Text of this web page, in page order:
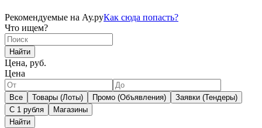
Рекомендуемые на Ау.руКак сюда попасть?
Что ищем?
Найти
Цена, руб.
Цена
Все Товары (Лоты) Промо (Объявления)
Заявки (Тендеры)
С 1 рубля
Магазины